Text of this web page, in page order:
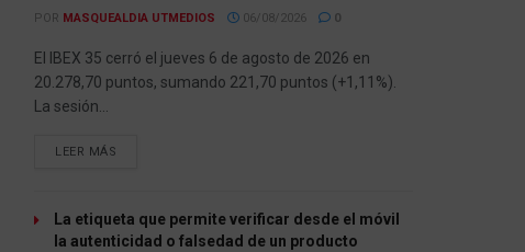
POR MASQUEALDIA UTMEDIOS 06/08/2026 0
El IBEX 35 cerró el jueves 6 de agosto de 2026 en
20.278,70 puntos, sumando 221,70 puntos (+1,11%).
La sesión...
LEER MÁS
La etiqueta que permite verificar desde el móvil
la autenticidad o falsedad de un producto